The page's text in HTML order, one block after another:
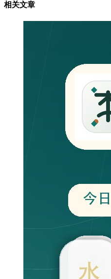
相关文章